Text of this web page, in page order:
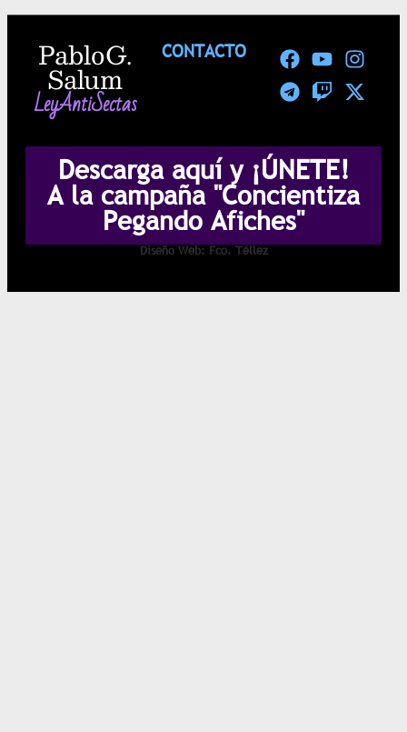
CONTACTO
Pablo G.
Salum
LeyAntiSectas
Descarga aquí y ¡ÚNETE!
A la campaña "Concientiza
Pegando Afiches"
Diseño Web: Fco. Téllez